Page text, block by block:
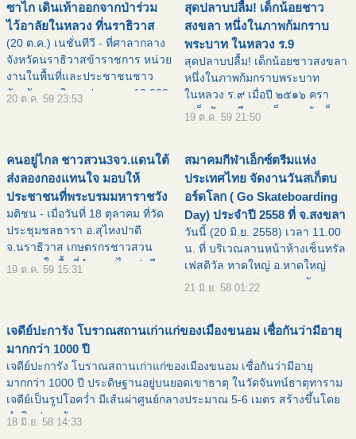
ชาติแห่ถ่ายรูปเป็นที่ระลึก พร้อม
เรีย
(http://ww
ซาไก เดินเท้าออกจากป่าร่วม
ไว้อาลัยในหลวง ที่นราธิวาส
(20 ต.ค.) เนชั่นทีวี - ที่ศาลากลาง
จังหวัดนราธิวาสข้าราชการ หน่วย
งานในพื้นที่และประชาชนชาว
จังหวัดนราธิวาสประมาณ 10,000
20 ต.ค. 59 23:53
สุดปลาบปลื้ม! เด็กน้อยชาว
สงขลา หนึ่งในภาพก้มกราบ
พระบาท ในหลวง ร.9
สุดปลาบปลื้ม! เด็กน้อยชาวสงขลา
หนึ่งในภาพก้มกราบพระบาท
ในหลวง ร.๙ เมื่อปี ๒๕๑๖ ครา
เสด็จปัตตานี ภาพเด็กชายตัวเล็ก
อดุลยเดช ด้วยอากัปกิริยาที่น่ารั
19 ต.ค. 59 21:50
คนอยู่ไกล ชาวสวน3จว.แดนใต้
ส่งลองกองแทนใจ มอบให้
ประชาชนที่พระบรมมหาราชวัง
มติชน - เมื่อวันที่ 18 ตุลาคม ที่วัด
ประชุมชลธารา อ.สุไหงปาดี
จ.นราธิวาส เกษตรกรชาวสวน
ลองกองในพื้นที่อำเภอสุไหงปาดี
19 ต.ค. 59 15:31
สมาคมกีฬาเอ็กซ์ตรีมแห่ง
ประเทศไทย จัดงานวันสเก็ตบ
อร์ดโลก ( Go Skateboarding
Day) ประจำปี 2558 ที่ จ.สงขลา
วันนี้ (20 มิ.ย. 2558) เวลา 11.00
น. ที่ บริเวณลานหน้าห้างเซ็นทรัล
เฟสติวัล หาดใหญ่ อ.หาดใหญ่
จ.สงขลา นายสมหมาย ขวัญทอง
นวันสเก็ตบอร์ดโลก ( Go S
21 มิ.ย. 58 01:22
เจดีย์ปะการัง โบราณสถานเก่าแก่ของเมืองขนอม เชื่อกันว่ามีอายุ
มากกว่า 1000 ปี
เจดีย์ปะการัง โบราณสถานเก่าแก่ของเมืองขนอม เชื่อกันว่ามีอายุ
มากกว่า 1000 ปี ประดิษฐานอยู่บนยอดเขาธาตุ ในวัดจันทน์ธาตุทาราม
เจดีย์เป็นรูปโอคว่ำ มีเส้นผ่าศูนย์กลางประมาณ 5-6 เมตร สร้างขึ้นโดย
นำหินปะการั
18 มิ.ย. 58 14:33